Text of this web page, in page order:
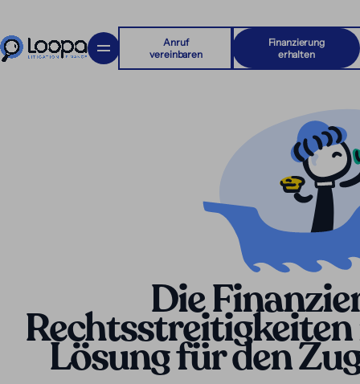
Anruf
vereinbaren
Finanzierung
erhalten
Die
Lösung für den